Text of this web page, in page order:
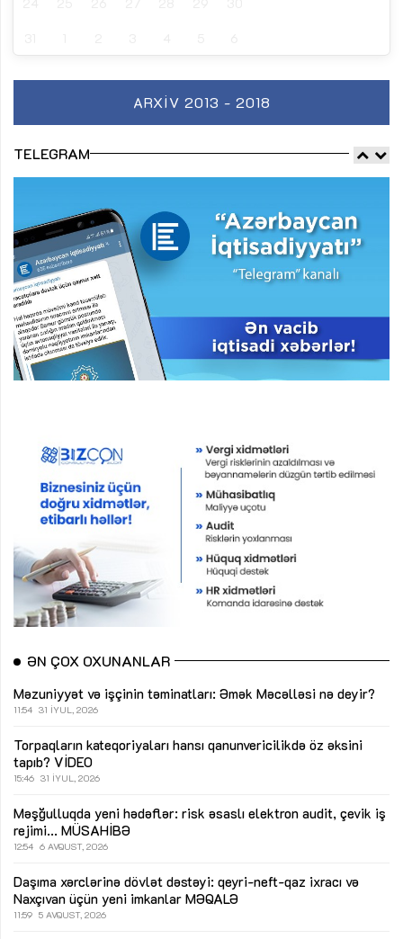
ARXIV 2013 - 2018
TELEGRAM
ƏN ÇOX OXUNANLAR
Məzuniyyət və işçinin təminatları: Əmək Məcəlləsi nə deyir?
11:54 31 İYUL, 2026
Torpaqların kateqoriyaları hansı qanunvericilikdə öz əksini
tapıb? VİDEO
15:46 31 İYUL, 2026
Məşğulluqda yeni hədəflər: risk əsaslı elektron audit, çevik iş
rejimi... MÜSAHİBƏ
12:54 6 AVQUST, 2026
Daşıma xərclərinə dövlət dəstəyi: qeyri-neft-qaz ixracı və
Naxçıvan üçün yeni imkanlar MƏQALƏ
11:59 5 AVQUST, 2026